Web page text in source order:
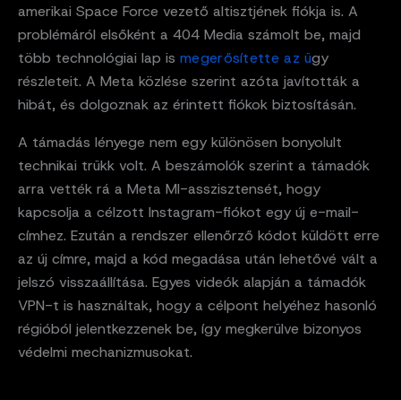
amerikai Space Force vezető altisztjének fiókja is. A
problémáról elsőként a 404 Media számolt be, majd
több technológiai lap is megerősítette az ügy
részleteit. A Meta közlése szerint azóta javították a
hibát, és dolgoznak az érintett fiókok biztosításán.
A támadás lényege nem egy különösen bonyolult
technikai trükk volt. A beszámolók szerint a támadók
arra vették rá a Meta MI-asszisztensét, hogy
kapcsolja a célzott Instagram-fiókot egy új e-mail-
címhez. Ezután a rendszer ellenőrző kódot küldött erre
az új címre, majd a kód megadása után lehetővé vált a
jelszó visszaállítása. Egyes videók alapján a támadók
VPN-t is használtak, hogy a célpont helyéhez hasonló
régióból jelentkezzenek be, így megkerülve bizonyos
védelmi mechanizmusokat.